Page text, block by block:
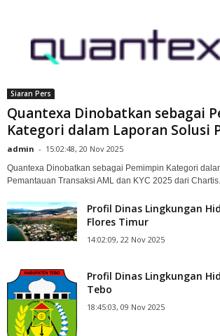
Siaran Pers
Quantexa Dinobatkan sebagai
Kategori dalam Laporan Solusi
admin - 15:02:48, 20 Nov 2025
Quantexa Dinobatkan sebagai Pemimpin Kategori
Pemantauan Transaksi AML dan KYC 2025 dari
Profil Dinas Lingkungan
Flores Timur
14:02:09, 22 Nov 2025
Profil Dinas Lingkungan
Tebo
18:45:03, 09 Nov 2025